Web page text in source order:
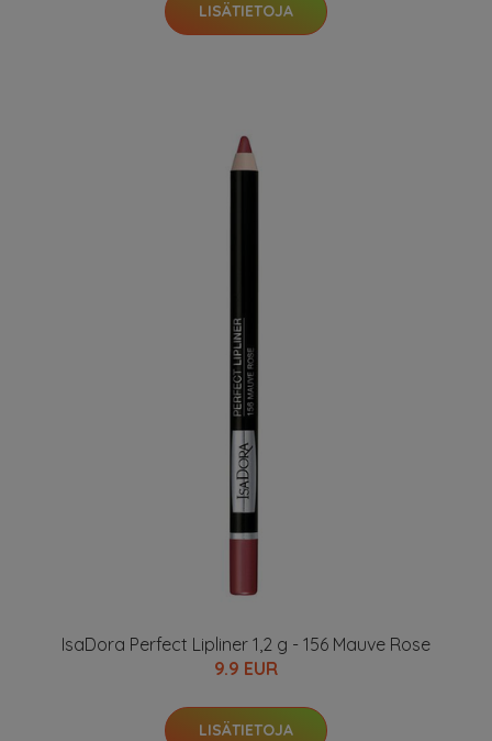
LISÄTIETOJA
IsaDora Perfect Lipliner 1,2 g - 156 Mauve Rose
9.9 EUR
LISÄTIETOJA